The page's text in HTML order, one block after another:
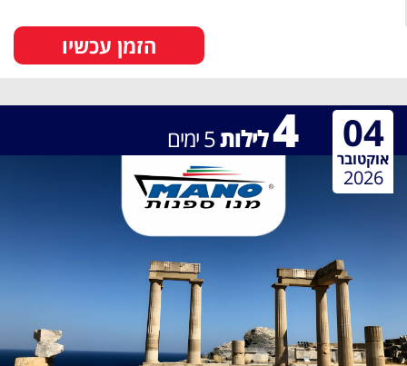
הזמן עכשיו
4לילות5ימים 04
אוקטובר
2026